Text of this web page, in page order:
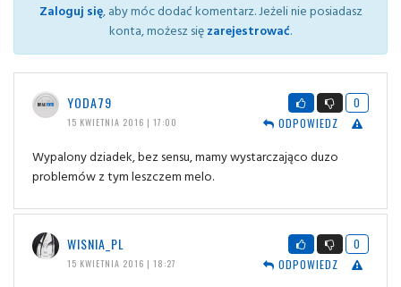
Zaloguj się, aby móc dodać komentarz. Jeżeli nie posiadasz
konta, możesz sięzarejestrować.
YODA79
15 KWIETNIA 2016 | 17:00
0
ODPOWIEDZ
Wypalony dziadek, bez sensu, mamy wystarczająco duzo
problemów z tym leszczem melo.
WISNIA_PL
15 KWIETNIA 2016 | 18:27
0
ODPOWIEDZ